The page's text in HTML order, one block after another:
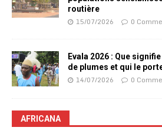
routière
15/07/2026 0
Evala 2026 : Que
de plumes et qui le
14/07/2026 0
AFRICANA